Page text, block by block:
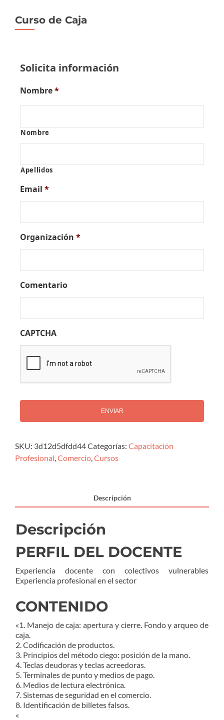
Curso de Caja
Solicita información
Nombre*
Nombre
Apellidos
Email *
Organización *
Comentario
CAPTCHA
SKU: 3d12d5dfdd44Categorías: Capacitación
Profesional,Comercio,Cursos
Descripción
Descripción
PERFIL DEL DOCENTE
Experiencia docente con colectivos vulnerables
Experiencia profesional en el sector
CONTENIDO
«1. Manejo de caja: apertura y cierre. Fondo y arqueo de
caja.
2. Codificación de productos.
3. Principios del método ciego: posición de la mano.
4. Teclas deudoras y teclas acreedoras.
5. Terminales de punto y medios de pago.
6. Medios de lectura electrónica.
7. Sistemas de seguridad en el comercio.
8. Identificación de billetes falsos.
«